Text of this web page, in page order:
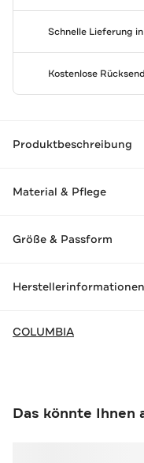
Schnelle Lieferung
Kostenlose
Produktbeschreibung
Material & Pflege
Größe & Passform
Herstellerinformationen
COLUMBIA
Das könnte Ihnen